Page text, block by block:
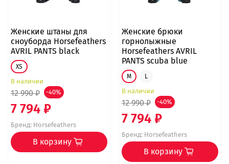
Женские штаны для
сноуборда Horsefeathers
AVRIL PANTS black
XS
В наличии
12 990 ₽ -40%
7 794 ₽
Бренд:Horsefeathers
В корзину
Женские брюки
горнолыжные
Horsefeathers AVRIL
PANTS scuba blue
M L
В наличии
12 990 ₽ -40%
7 794 ₽
Бренд:Horsefeathers
В корзину